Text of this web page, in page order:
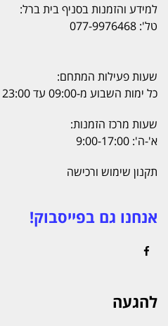
למידע והזמנות בסניף בית ברל:
טל': 077-9976468
שעות פעילות המתחם:
כל ימות השבוע מ-09:00 עד 23:00
שעות מרכז הזמנות:
א'-ה': 9:00-17:00
תקנון שימוש ורכישה
אנחנו גם בפייסבוק!
להגעה